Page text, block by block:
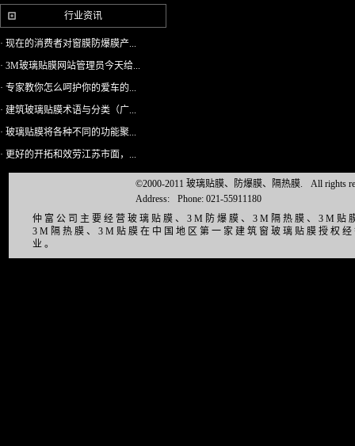
行业资讯
· 现在的消费者对窗膜防爆膜产...
· 3M玻璃贴膜网站管理员今天给...
· 专家教你怎么呵护你的爱车的...
· 建筑玻璃贴膜术语与分类（广...
· 玻璃贴膜将各种不同的功能聚...
· 更好的开拓和效劳江苏市面，...
©2000-2011 玻璃贴膜、防爆膜、隔热膜.
All rights
Address:
Phone: 021-55911180
仲富公司主要经营玻璃贴膜、3M防爆膜、3M隔热膜、3M
3M隔热膜、3M贴膜在中国地区第一家建筑窗玻璃贴膜授权
业。